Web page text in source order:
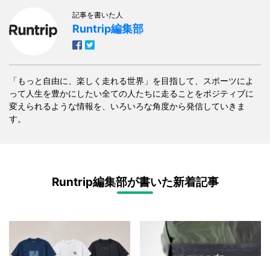
記事を書いた人
Runtrip編集部
「もっと自由に、楽しく走れる世界」を目指して、スポーツによ
って人生を豊かにしたい全ての人たちに走ることをポジティブに
変えられるような情報を、いろいろな角度から発信していきま
す。
Runtrip編集部が書いた新着記事